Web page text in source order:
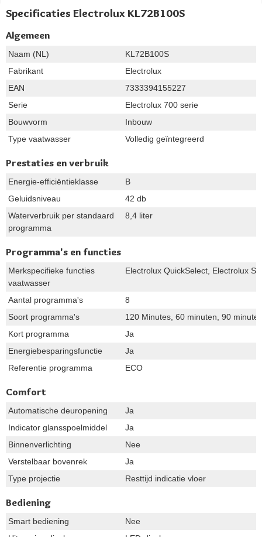
Specificaties Electrolux KL72B100S
Algemeen
Naam (NL)
KL72B100S
Fabrikant
Electrolux
EAN
7333394155227
Serie
Electrolux 700 serie
Bouwvorm
Inbouw
Type vaatwasser
Volledig geïntegreerd
Prestaties en verbruik
Energie-efficiëntieklasse
B
Geluidsniveau
42 db
Waterverbruik per standaard
programma
8,4 liter
Programma's en functies
Merkspecifieke functies
vaatwasser
Electrolux QuickSelect, Electrolux
Aantal programma's
8
Soort programma's
120 Minutes, 60 minuten, 90
Kort programma
Ja
Energiebesparingsfunctie
Ja
Referentie programma
ECO
Comfort
Automatische deuropening
Ja
Indicator glansspoelmiddel
Ja
Binnenverlichting
Nee
Verstelbaar bovenrek
Ja
Type projectie
Resttijd indicatie vloer
Bediening
Smart bediening
Nee